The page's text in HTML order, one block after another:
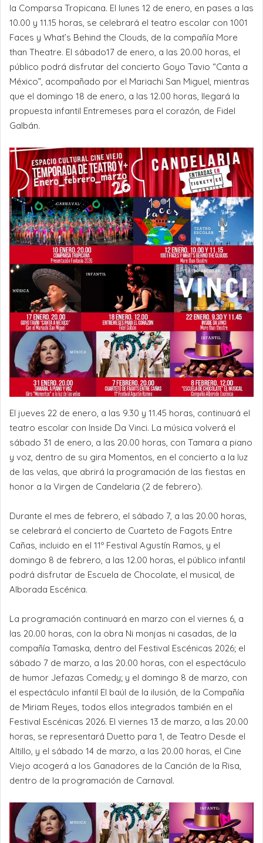
la Comparsa Tropicana. El lunes 12 de enero, en pases a las
10.00 y 11.15 horas, se celebrará el teatro escolar con 1001
Faces y What’s Behind the Clouds, de la compañía More
than Theatre. El sábado17 de enero, a las 20.00 horas, el
público podrá disfrutar del concierto Goyo Tavio “Canta a
México”, acompañado por el Mariachi San Miguel, mientras
que el domingo 18 de enero, a las 12.00 horas, llegará la
propuesta infantil Entremeses para el corazón, de Fidel
Galbán.
El jueves 22 de enero, a las 9.30 y 11.45 horas, continuará el
teatro escolar con Inside Da Vinci. La música volverá el
sábado 31 de enero, a las 20.00 horas, con Tamara a piano
y voz, dentro de su gira Momentos, en el concierto a la luz
de las velas, que abrirá la programación de las fiestas en
honor a la Virgen de Candelaria (2 de febrero).
Durante el mes de febrero, el sábado 7, a las 20.00 horas,
se celebrará el concierto de Cuarteto de Fagots Entre
Cañas, incluido en el 11º Festival Agustín Ramos, y el
domingo 8 de febrero, a las 12.00 horas, el público infantil
podrá disfrutar de Escuela de Chocolate, el musical, de
Alborada Escénica.
La programación continuará en marzo con el viernes 6, a
las 20.00 horas, con la obra Ni monjas ni casadas, de la
compañía Tamaska, dentro del Festival Escénicas 2026; el
sábado 7 de marzo, a las 20.00 horas, con el espectáculo
de humor Jefazas Comedy; y el domingo 8 de marzo, con
el espectáculo infantil El baúl de la ilusión, de la Compañía
de Miriam Reyes, todos ellos integrados también en el
Festival Escénicas 2026. El viernes 13 de marzo, a las 20.00
horas, se representará Duetto para 1, de Teatro Desde el
Altillo, y el sábado 14 de marzo, a las 20.00 horas, el Cine
Viejo acogerá a los Ganadores de la Canción de la Risa,
dentro de la programación de Carnaval.